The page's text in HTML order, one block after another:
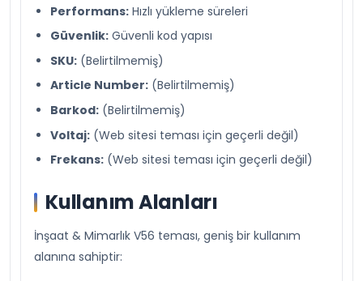
Performans: Hızlı yükleme süreleri
Güvenlik: Güvenli kod yapısı
SKU: (Belirtilmemiş)
Article Number: (Belirtilmemiş)
Barkod: (Belirtilmemiş)
Voltaj: (Web sitesi teması için geçerli değil)
Frekans: (Web sitesi teması için geçerli değil)
Kullanım Alanları
İnşaat & Mimarlık V56 teması, geniş bir kullanım
alanına sahiptir: